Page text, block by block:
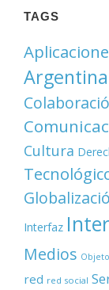
TAGS
Argentina
Cultura
Interfaz
Medios
red red social